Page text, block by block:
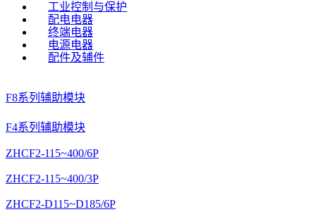
工业控制与保护
配电电器
终端电器
电源电器
配件及辅件
F8系列辅助模块
F4系列辅助模块
ZHCF2-115~400/6P
ZHCF2-115~400/3P
ZHCF2-D115~D185/6P